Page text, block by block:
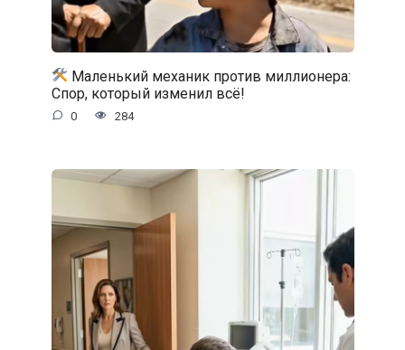
Маленький механик против миллионера:
Спор, который изменил всё!
0 284